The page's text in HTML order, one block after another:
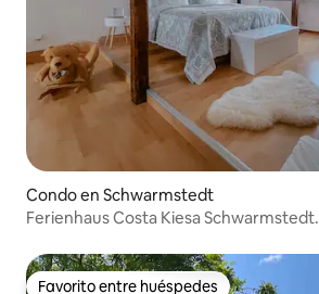
Condo en Schwarmstedt
Ferienhaus Costa Kiesa Schwarmstedt.
Favorito entre huéspedes